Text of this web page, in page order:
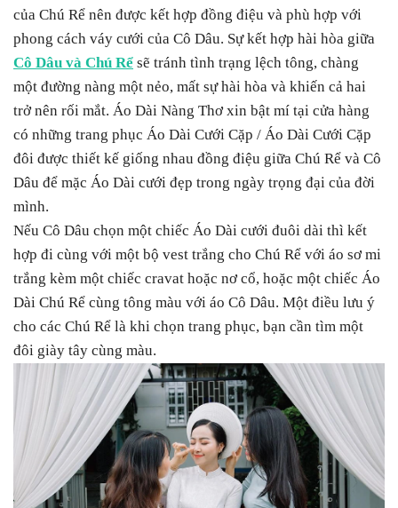
của Chú Rể nên được kết hợp đồng điệu và phù hợp với
phong cách váy cưới của Cô Dâu. Sự kết hợp hài hòa giữa
Cô Dâu và Chú Rể sẽ tránh tình trạng lệch tông, chàng
một đường nàng một nẻo, mất sự hài hòa và khiến cả hai
trở nên rối mắt. Áo Dài Nàng Thơ xin bật mí tại cửa hàng
có những trang phục Áo Dài Cưới Cặp / Áo Dài Cưới Cặp
đôi được thiết kế giống nhau đồng điệu giữa Chú Rể và Cô
Dâu để mặc Áo Dài cưới đẹp trong ngày trọng đại của đời
mình.
Nếu Cô Dâu chọn một chiếc Áo Dài cưới đuôi dài thì kết
hợp đi cùng với một bộ vest trắng cho Chú Rể với áo sơ mi
trắng kèm một chiếc cravat hoặc nơ cổ, hoặc một chiếc Áo
Dài Chú Rể cùng tông màu với áo Cô Dâu. Một điều lưu ý
cho các Chú Rể là khi chọn trang phục, bạn cần tìm một
đôi giày tây cùng màu.